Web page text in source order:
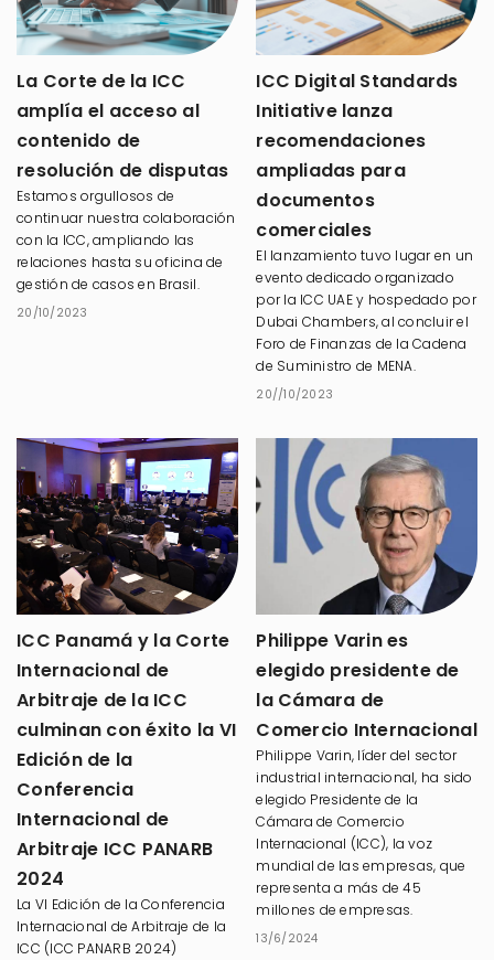
La Corte de la ICC
amplía el acceso al
contenido de
resolución de disputas
Estamos orgullosos de
continuar nuestra colaboración
con la ICC, ampliando las
relaciones hasta su oficina de
gestión de casos en Brasil.
20/10/2023
ICC Digital Standards
Initiative lanza
recomendaciones
ampliadas para
documentos
comerciales
El lanzamiento tuvo lugar en un
evento dedicado organizado
por la ICC UAE y hospedado por
Dubai Chambers, al concluir el
Foro de Finanzas de la Cadena
de Suministro de MENA.
20//10/2023
ICC Panamá y la Corte
Internacional de
Arbitraje de la ICC
culminan con éxito la VI
Edición de la
Conferencia
Internacional de
Arbitraje ICC PANARB
2024
La VI Edición de la Conferencia
Internacional de Arbitraje de la
ICC (ICC PANARB 2024)
Philippe Varin es
elegido presidente de
la Cámara de
Comercio Internacional
Philippe Varin, líder del sector
industrial internacional, ha sido
elegido Presidente de la
Cámara de Comercio
Internacional (ICC), la voz
mundial de las empresas, que
representa a más de 45
millones de empresas.
13/6/2024